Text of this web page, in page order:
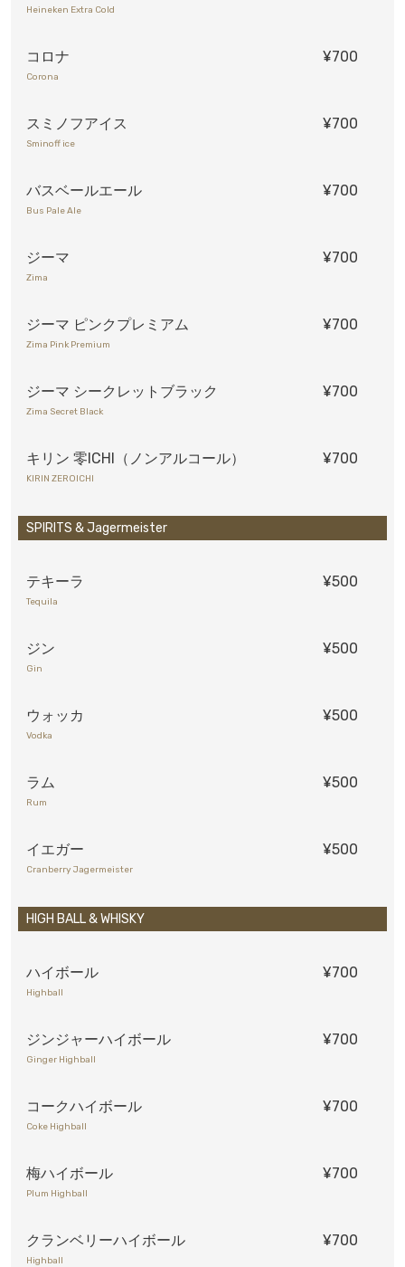
Heineken Extra Cold
コロナ ¥700
Corona
スミノフアイス ¥700
Sminoff ice
バスベールエール ¥700
Bus Pale Ale
ジーマ ¥700
Zima
ジーマ ピンクプレミアム ¥700
Zima Pink Premium
ジーマ シークレットブラック ¥700
Zima Secret Black
キリン 零ICHI（ノンアルコール） ¥700
KIRIN ZEROICHI
SPIRITS & Jagermeister
テキーラ ¥500
Tequila
ジン ¥500
Gin
ウォッカ ¥500
Vodka
ラム ¥500
Rum
イエガー ¥500
Cranberry Jagermeister
HIGH BALL & WHISKY
ハイボール ¥700
Highball
ジンジャーハイボール ¥700
Ginger Highball
コークハイボール ¥700
Coke Highball
梅ハイボール ¥700
Plum Highball
クランベリーハイボール ¥700
Highball